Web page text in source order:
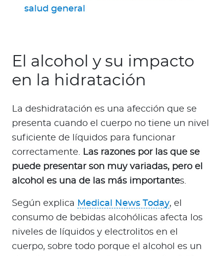
salud general
El alcohol y su impacto
en la hidratación
La deshidratación es una afección que se
presenta cuando el cuerpo no tiene un nivel
suficiente de líquidos para funcionar
correctamente. Las razones por las que se
puede presentar son muy variadas, pero el
alcohol es una de las más importantes.
Según explica Medical News Today, el
consumo de bebidas alcohólicas afecta los
niveles de líquidos y electrolitos en el
cuerpo, sobre todo porque el alcohol es un